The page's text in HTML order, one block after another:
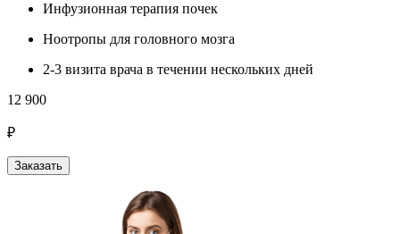
Инфузионная терапия почек
Ноотропы для головного мозга
2-3 визита врача в течении нескольких дней
12 900
₽
Заказать